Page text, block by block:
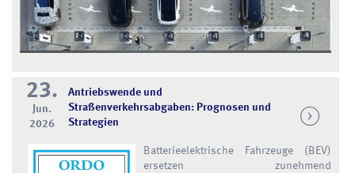
23.
Jun.
2026
Antriebswende und
Straßenverkehrsabgaben: Prognosen und
Strategien
Batterieelektrische Fahrzeuge (BEV)
ersetzen zunehmend